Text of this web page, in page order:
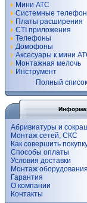
Мини АТС
Системные
Платы расширения
CTI приложения
Телефоны
Домофоны
Аксесуары к мини
Монтажная мелочь
Инструмент
Полный
Абривиатуры и
Монтаж сетей, СКС
Как совершить
Способы оплаты
Условия доставки
Монтаж оборудования
Гарантия
О компании
Контакты